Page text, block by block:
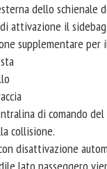
dello schienale
attivazione il
supplementare
di comando
collisione.
disattivazione